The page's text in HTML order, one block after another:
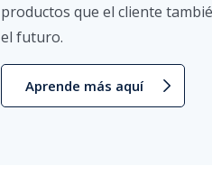
productos que el cliente
el futuro.
Aprende más aquí